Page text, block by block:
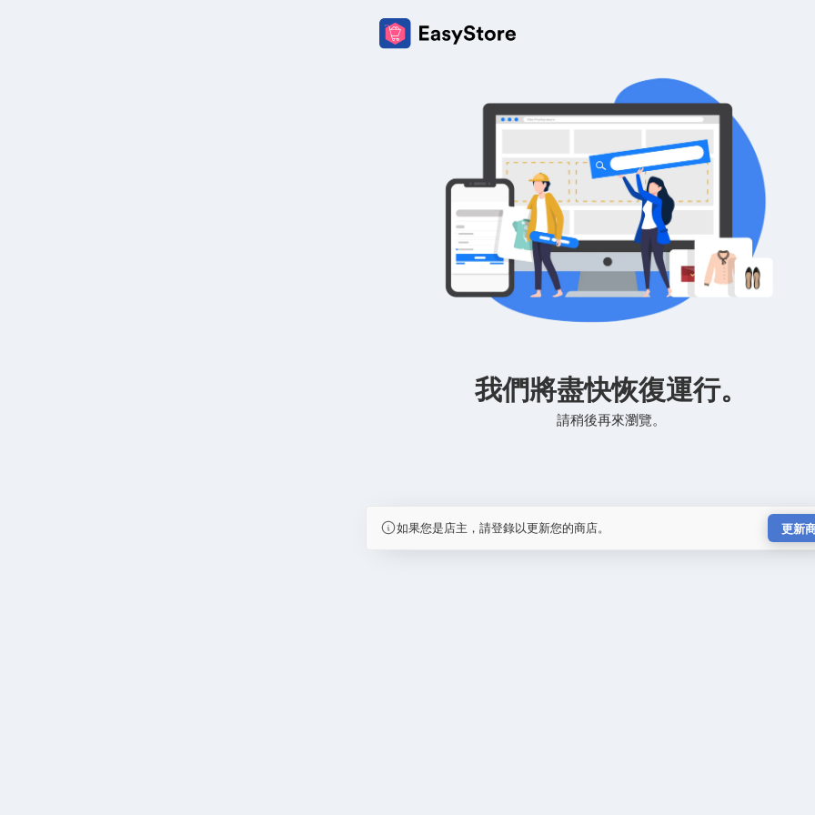
我們將盡快恢復運行。
請稍後再來瀏覽。
如果您是店主，請登錄以更新您的商店。 更新